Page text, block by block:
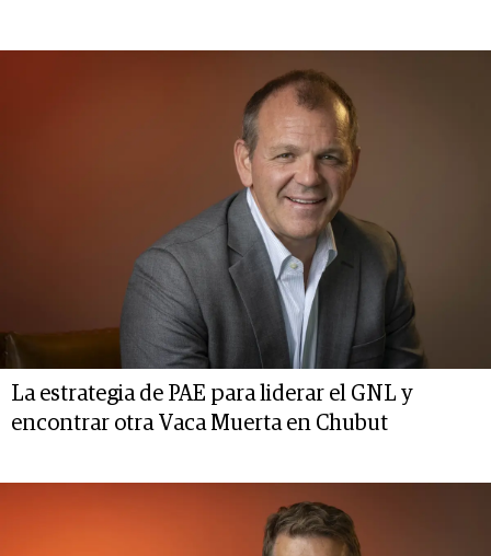
La estrategia de PAE para liderar el GNL y
encontrar otra Vaca Muerta en Chubut